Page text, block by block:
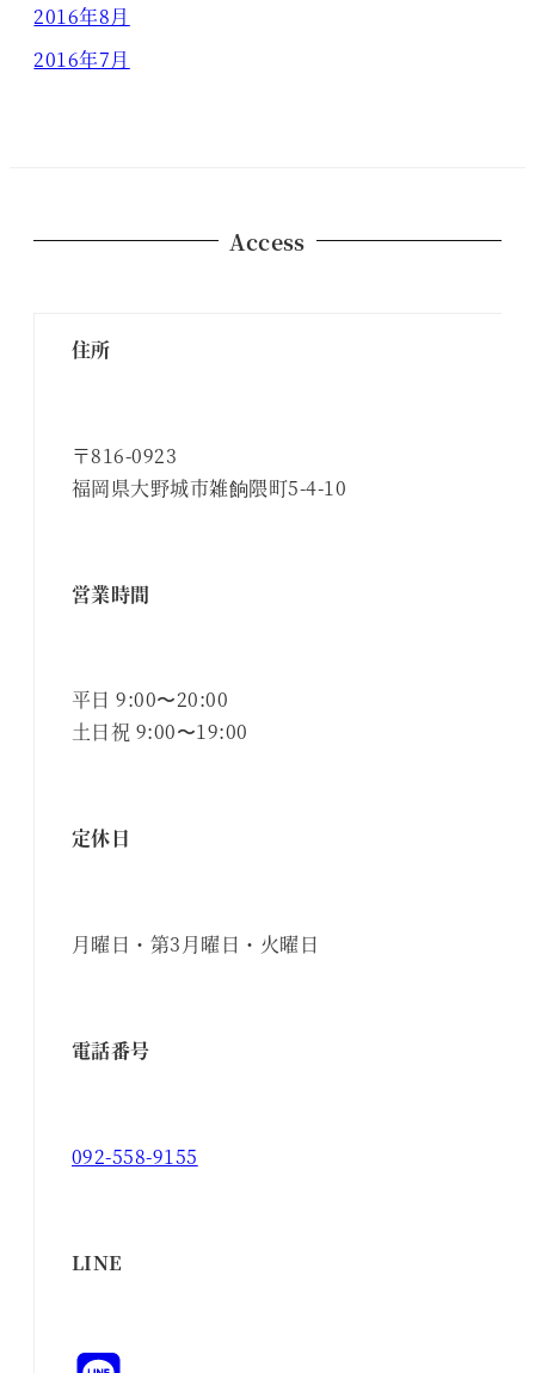
2016年8月
2016年7月
Access
住所
〒816-0923
福岡県大野城市雑餉隈町5-4-10
営業時間
平日 9:00〜20:00
土日祝 9:00〜19:00
定休日
月曜日・第3月曜日・火曜日
電話番号
092-558-9155
LINE